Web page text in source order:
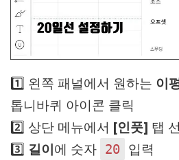
1️⃣ 왼쪽 패널에서 원하는 이
톱니바퀴 아이콘 클릭
2️⃣ 상단 메뉴에서 [인풋] 탭
3️⃣ 길이에 숫자 20 입력